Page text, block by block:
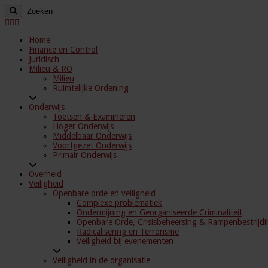
Home
Finance en Control
Juridisch
Milieu & RO
Milieu
Ruimtelijke Ordening
Onderwijs
Toetsen & Examineren
Hoger Onderwijs
Middelbaar Onderwijs
Voortgezet Onderwijs
Primair Onderwijs
Overheid
Veiligheid
Openbare orde en veiligheid
Complexe problematiek
Ondermijning en Georganiseerde Criminaliteit
Openbare Orde, Crisisbeheersing &
Radicalisering en Terrorisme
Veiligheid bij evenementen
Veiligheid in de organisatie